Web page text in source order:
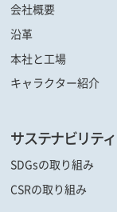
会社概要
沿革
本社と工場
キャラクター紹介
サステナビリティ
SDGsの取り組み
CSRの取り組み